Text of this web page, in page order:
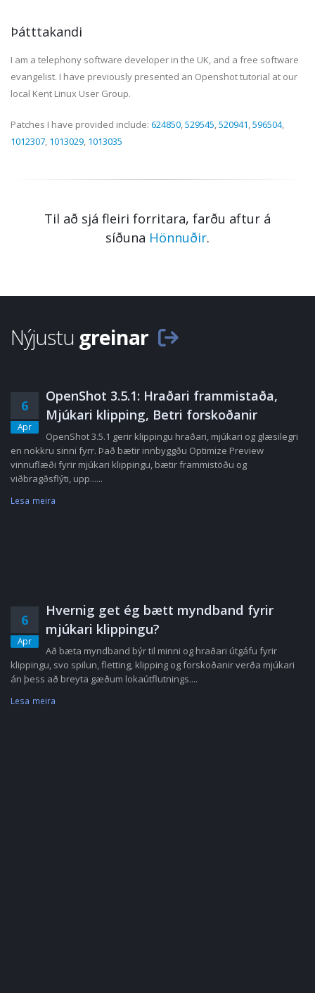
Þátttakandi
I am a telephony software developer in the UK, and a free software
evangelist. I have previously presented an Openshot tutorial at our
local Kent Linux User Group.
Patches I have provided include: 624850,529545,520941,596504,
1012307, 1013029, 1013035
Til að sjá fleiri forritara, farðu aftur á
síðuna Hönnuðir.
Nýjustu greinar
6
Apr
OpenShot 3.5.1: Hraðari frammistaða,
Mjúkari klipping, Betri forskoðanir
OpenShot 3.5.1 gerir klippingu hraðari, mjúkari og glæsilegri
en nokkru sinni fyrr. Það bætir innbyggðu Optimize Preview
vinnuflæði fyrir mjúkari klippingu, bætir frammistöðu og
viðbragðsflýti, upp......
Lesa meira
6
Apr
Hvernig get ég bætt myndband fyrir
mjúkari klippingu?
Að bæta myndband býr til minni og hraðari útgáfu fyrir
klippingu, svo spilun, fletting, klipping og forskoðanir verða mjúkari
án þess að breyta gæðum lokaútflutnings....
Lesa meira